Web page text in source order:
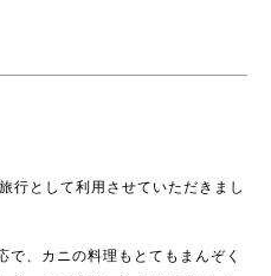
行として利用させていただきまし
で、カニの料理もとてもまんぞく